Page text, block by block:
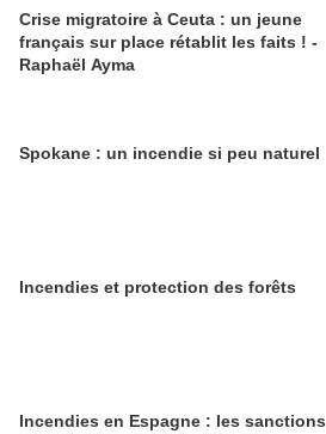
Crise migratoire à Ceuta : un jeune
français sur place rétablit les faits ! -
Raphaël Ayma
Spokane : un incendie si peu naturel
Incendies et protection des forêts
Incendies en Espagne : les sanctions